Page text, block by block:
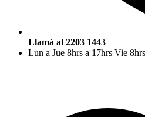
Llamá al 2203 1443
Lun a Jue 8hrs a 17hrs Vie